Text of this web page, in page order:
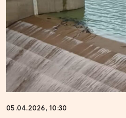
05.04.2026, 10:30